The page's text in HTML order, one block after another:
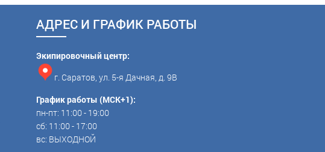
АДРЕС И ГРАФИК РАБОТЫ
Экипировочный центр:
г. Саратов, ул. 5-я Дачная, д. 9В
График работы (МСК+1):
пн-пт: 11:00 - 19:00
сб: 11:00 - 17:00
вс: ВЫХОДНОЙ